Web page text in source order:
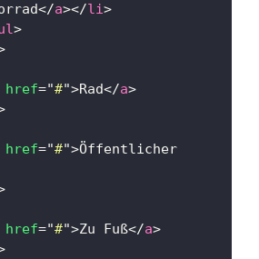
</a></li>
>
href="#">Rad</a>
href="#">Öffentlicher
href="#">Zu Fuß</a>